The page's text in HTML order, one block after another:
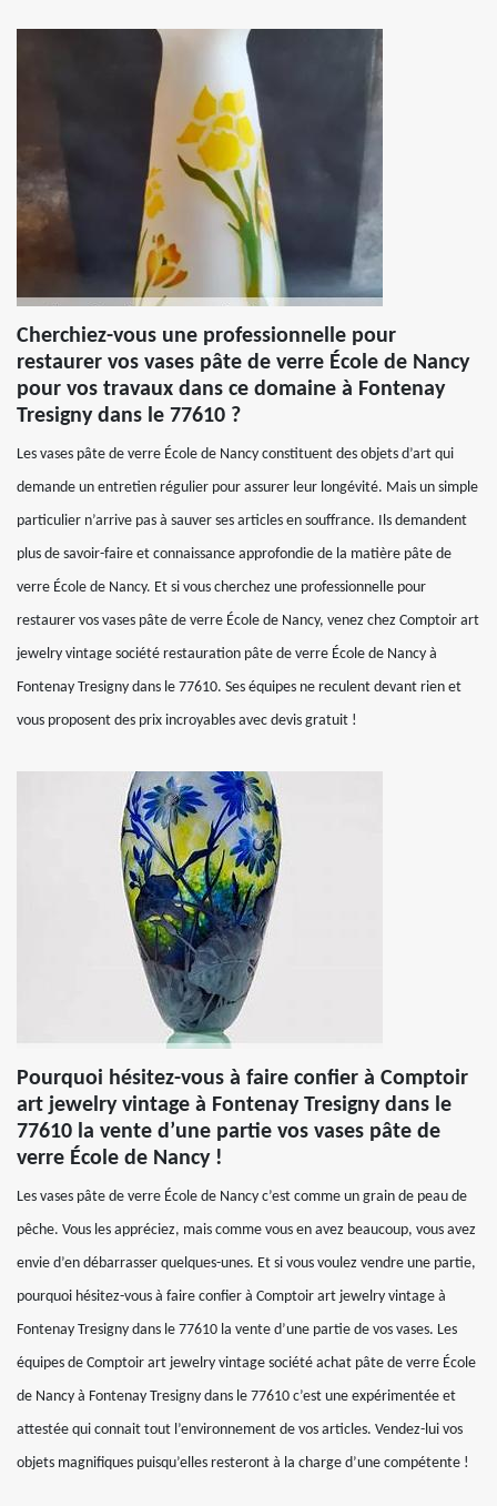
Cherchiez-vous une professionnelle pour
restaurer vos vases pâte de verre École de Nancy
pour vos travaux dans ce domaine à Fontenay
Tresigny dans le 77610 ?
Les vases pâte de verre École de Nancy constituent des objets d’art qui
demande un entretien régulier pour assurer leur longévité. Mais un simple
particulier n’arrive pas à sauver ses articles en souffrance. Ils demandent
plus de savoir-faire et connaissance approfondie de la matière pâte de
verre École de Nancy. Et si vous cherchez une professionnelle pour
restaurer vos vases pâte de verre École de Nancy, venez chez Comptoir art
jewelry vintage société restauration pâte de verre École de Nancy à
Fontenay Tresigny dans le 77610. Ses équipes ne reculent devant rien et
vous proposent des prix incroyables avec devis gratuit !
Pourquoi hésitez-vous à faire confier à Comptoir
art jewelry vintage à Fontenay Tresigny dans le
77610 la vente d’une partie vos vases pâte de
verre École de Nancy !
Les vases pâte de verre École de Nancy c’est comme un grain de peau de
pêche. Vous les appréciez, mais comme vous en avez beaucoup, vous avez
envie d’en débarrasser quelques-unes. Et si vous voulez vendre une partie,
pourquoi hésitez-vous à faire confier à Comptoir art jewelry vintage à
Fontenay Tresigny dans le 77610 la vente d’une partie de vos vases. Les
équipes de Comptoir art jewelry vintage société achat pâte de verre École
de Nancy à Fontenay Tresigny dans le 77610 c’est une expérimentée et
attestée qui connait tout l’environnement de vos articles. Vendez-lui vos
objets magnifiques puisqu’elles resteront à la charge d’une compétente !